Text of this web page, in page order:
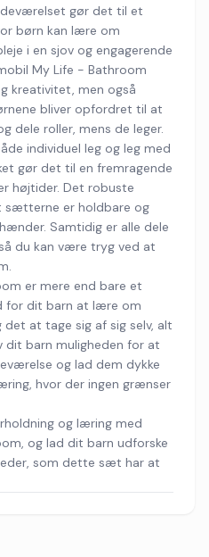
gør det til et
børn kan lære om
i en sjov og engagerende
My Life - Bathroom
kreativitet, men også
bliver opfordret til at
dele roller, mens de leger.
individuel leg og leg med
gør det til en fremragende
højtider. Det robuste
sætterne er holdbare og
Samtidig er alle dele
du kan være tryg ved at
er mere end bare et
for dit barn at lære om
at tage sig af sig selv, alt
dit barn muligheden for at
og lad dem dykke
hvor der ingen grænser
og læring med
og lad dit barn udforske
som dette sæt har at